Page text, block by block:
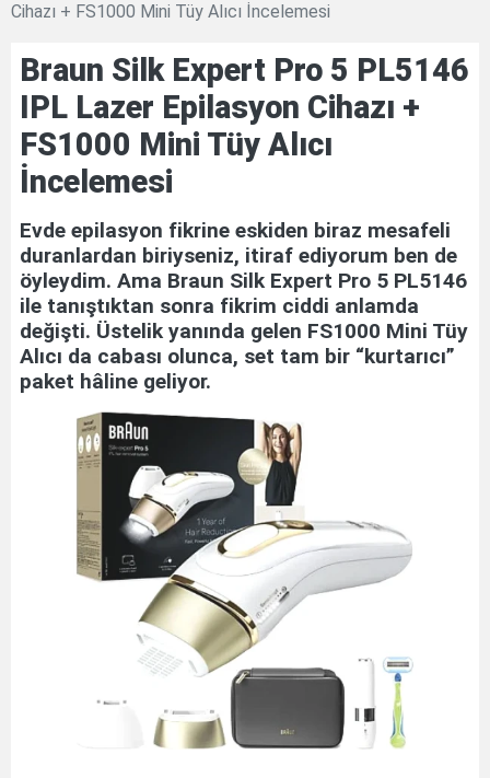
Cihazı + FS1000 Mini Tüy Alıcı İncelemesi
Braun Silk Expert Pro 5 PL5146
IPL Lazer Epilasyon Cihazı +
FS1000 Mini Tüy Alıcı
İncelemesi
Evde epilasyon fikrine eskiden biraz mesafeli
duranlardan biriyseniz, itiraf ediyorum ben de
öyleydim. Ama Braun Silk Expert Pro 5 PL5146
ile tanıştıktan sonra fikrim ciddi anlamda
değişti. Üstelik yanında gelen FS1000 Mini Tüy
Alıcı da cabası olunca, set tam bir “kurtarıcı”
paket hâline geliyor.